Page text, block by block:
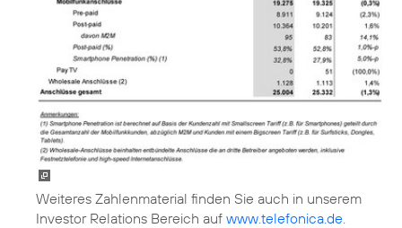
Weiteres Zahlenmaterial finden Sie auch in unserem
Investor Relations Bereich auf www.telefonica.de